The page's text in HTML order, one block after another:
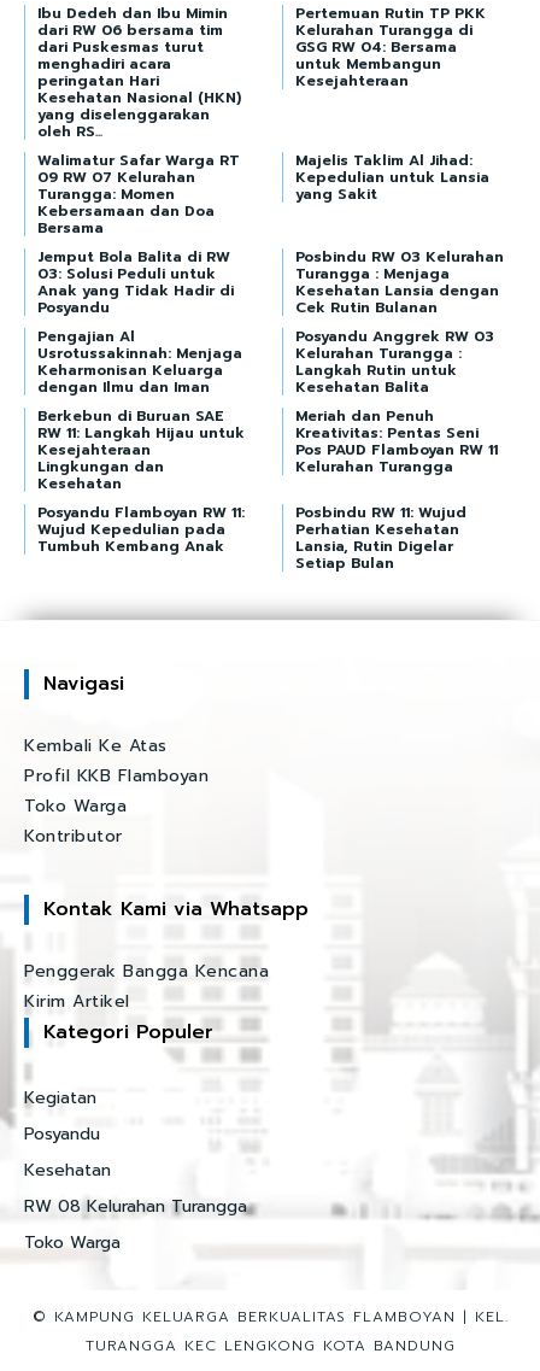
Ibu Dedeh dan Ibu Mimin
dari RW 06 bersama tim
dari Puskesmas turut
menghadiri acara
peringatan Hari
Kesehatan Nasional (HKN)
yang diselenggarakan
oleh RS...
Pertemuan Rutin TP PKK
Kelurahan Turangga di
GSG RW 04: Bersama
untuk Membangun
Kesejahteraan
Walimatur Safar Warga RT
09 RW 07 Kelurahan
Turangga: Momen
Kebersamaan dan Doa
Bersama
Majelis Taklim Al Jihad:
Kepedulian untuk Lansia
yang Sakit
Jemput Bola Balita di RW
03: Solusi Peduli untuk
Anak yang Tidak Hadir di
Posyandu
Posbindu RW 03 Kelurahan
Turangga : Menjaga
Kesehatan Lansia dengan
Cek Rutin Bulanan
Pengajian Al
Usrotussakinnah: Menjaga
Keharmonisan Keluarga
dengan Ilmu dan Iman
Posyandu Anggrek RW 03
Kelurahan Turangga :
Langkah Rutin untuk
Kesehatan Balita
Berkebun di Buruan SAE
RW 11: Langkah Hijau untuk
Kesejahteraan
Lingkungan dan
Kesehatan
Meriah dan Penuh
Kreativitas: Pentas Seni
Pos PAUD Flamboyan RW 11
Kelurahan Turangga
Posyandu Flamboyan RW 11:
Wujud Kepedulian pada
Tumbuh Kembang Anak
Posbindu RW 11: Wujud
Perhatian Kesehatan
Lansia, Rutin Digelar
Setiap Bulan
Navigasi
Kembali Ke Atas
Profil KKB Flamboyan
Toko Warga
Kontributor
Kontak Kami via Whatsapp
Penggerak Bangga Kencana
Kirim Artikel
Kategori Populer
Kegiatan
Posyandu
Kesehatan
RW 08 Kelurahan Turangga
Toko Warga
© KAMPUNG KELUARGA BERKUALITAS FLAMBOYAN | KEL.
TURANGGA KEC LENGKONG KOTA BANDUNG